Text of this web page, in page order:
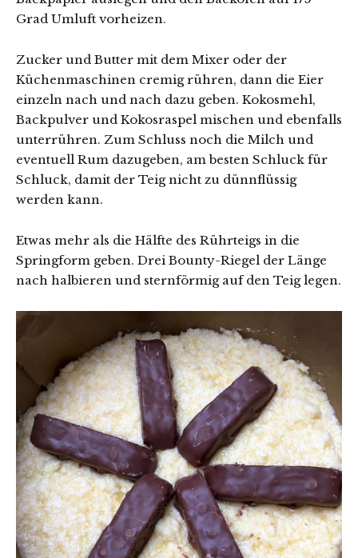
Grad Umluft vorheizen.
Zucker und Butter mit dem Mixer oder der
Küchenmaschinen cremig rühren, dann die Eier
einzeln nach und nach dazu geben. Kokosmehl,
Backpulver und Kokosraspel mischen und ebenfalls
unterrühren. Zum Schluss noch die Milch und
eventuell Rum dazugeben, am besten Schluck für
Schluck, damit der Teig nicht zu dünnflüssig
werden kann.
Etwas mehr als die Hälfte des Rührteigs in die
Springform geben. Drei Bounty-Riegel der Länge
nach halbieren und sternförmig auf den Teig legen.